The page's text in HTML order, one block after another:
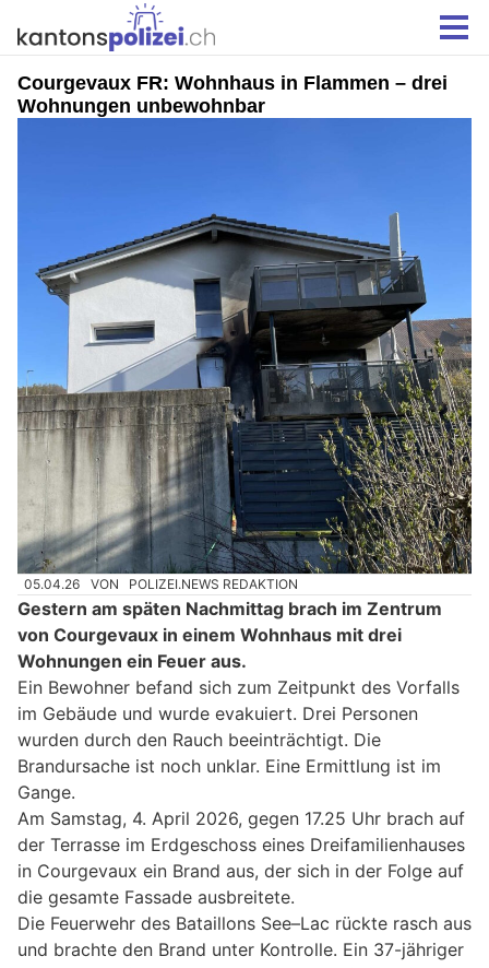
Courgevaux FR: Wohnhaus in Flammen – drei
Wohnungen unbewohnbar
05.04.26 VON POLIZEI.NEWS REDAKTION
Gestern am späten Nachmittag brach im Zentrum
von Courgevaux in einem Wohnhaus mit drei
Wohnungen ein Feuer aus.
Ein Bewohner befand sich zum Zeitpunkt des Vorfalls
im Gebäude und wurde evakuiert. Drei Personen
wurden durch den Rauch beeinträchtigt. Die
Brandursache ist noch unklar. Eine Ermittlung ist im
Gange.
Am Samstag, 4. April 2026, gegen 17.25 Uhr brach auf
der Terrasse im Erdgeschoss eines Dreifamilienhauses
in Courgevaux ein Brand aus, der sich in der Folge auf
die gesamte Fassade ausbreitete.
Die Feuerwehr des Bataillons See–Lac rückte rasch aus
und brachte den Brand unter Kontrolle. Ein 37-jähriger